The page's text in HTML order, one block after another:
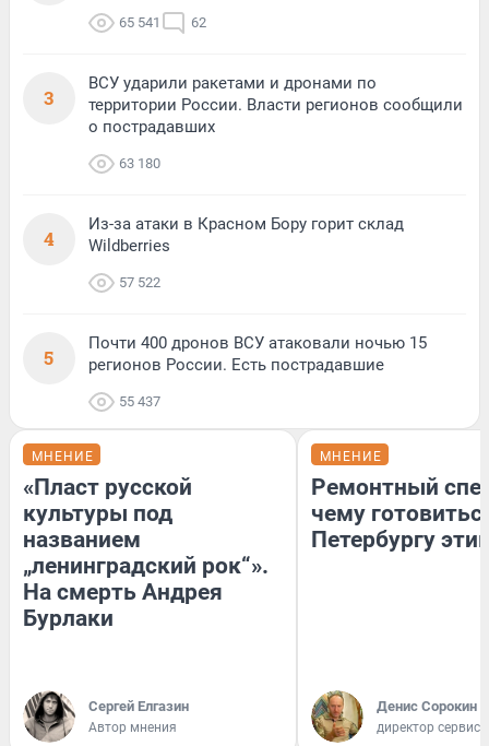
65 541 62
3
ВСУ ударили ракетами и дронами по
территории России. Власти регионов сообщили
о пострадавших
63 180
4
Из-за атаки в Красном Бору горит склад
Wildberries
57 522
5
Почти 400 дронов ВСУ атаковали ночью 15
регионов России. Есть пострадавшие
55 437
МНЕНИЕ
«Пласт русской
культуры под
названием
„ленинградский рок“».
На смерть Андрея
Бурлаки
Сергей Елгазин
Автор мнения
МНЕНИЕ
Ремонтный
чему
Петербургу
Денис Сорокин
директор